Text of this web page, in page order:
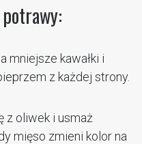
mniejsze kawałki i
z każdej strony.
z oliwek i usmaż
mięso zmieni kolor na